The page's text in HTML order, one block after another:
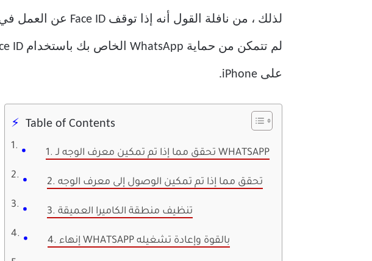
على iPhone.
Table of Contents
1. تحقق مما إذا تم تمكين معرف الوجه لـ WHATSAPP
2. تحقق مما إذا تم تمكين الوصول إلى معرف الوجه
3. تنظيف منطقة الكاميرا العميقة
4. إنهاء WHATSAPP بالقوة وإعادة تشغيله